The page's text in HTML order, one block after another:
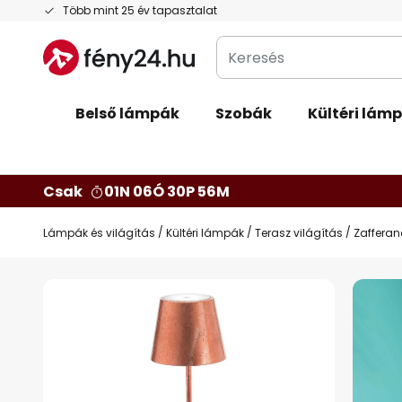
Több mint 25 év tapasztalat
Ugrás
tartalomhoz
Keresés
Belső lámpák Szobák Kültéri
Csak
01N 06Ó 30P 55M
Lámpák és világítás Kültéri lámpák Terasz világítás